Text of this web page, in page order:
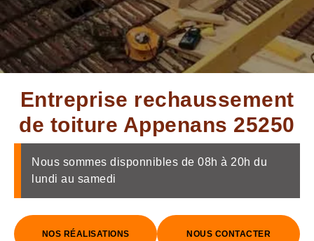
Entreprise rechaussement
de toiture Appenans 25250
Nous sommes disponnibles de 08h à 20h du
lundi au samedi
NOS RÉALISATIONS NOUS CONTACTER